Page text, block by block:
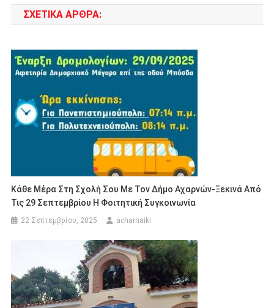
ΣΧΕΤΙΚΆ ΆΡΘΡΑ:
Κάθε Μέρα Στη Σχολή Σου Με Τον Δήμο Αχαρνών-Ξεκινά Από
Τις 29 Σεπτεμβρίου Η Φοιτητική Συγκοινωνία
22 Σεπτεμβρίου, 2025 acharnaiki